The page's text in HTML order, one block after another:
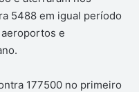
5488 em igual período
e
177500 no primeiro